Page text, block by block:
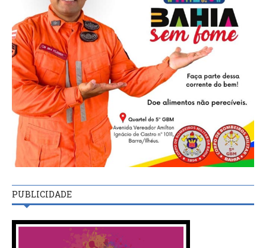
PUBLICIDADE